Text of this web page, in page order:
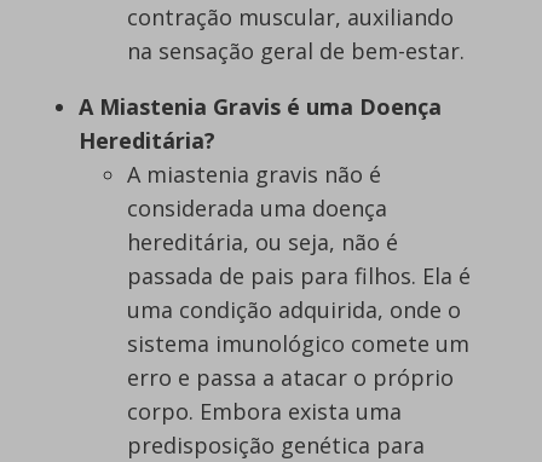
contração muscular, auxiliando
na sensação geral de bem-estar.
A Miastenia Gravis é uma Doença
Hereditária?
A miastenia gravis não é
considerada uma doença
hereditária, ou seja, não é
passada de pais para filhos. Ela é
uma condição adquirida, onde o
sistema imunológico comete um
erro e passa a atacar o próprio
corpo. Embora exista uma
predisposição genética para